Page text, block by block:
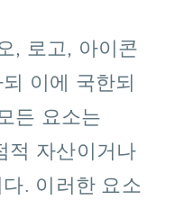
, 로고, 아이콘
이에 국한되
든 요소는
적 자산이거나
. 이러한 요소